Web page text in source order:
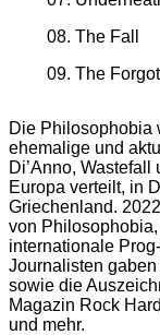
08. The Fall
09. The
Die Philosophobia
ehemalige und
Di’Anno,
Europa verteilt, in
Griechenland.
von
internationale
Journalisten
sowie die
Magazin Rock
und mehr.